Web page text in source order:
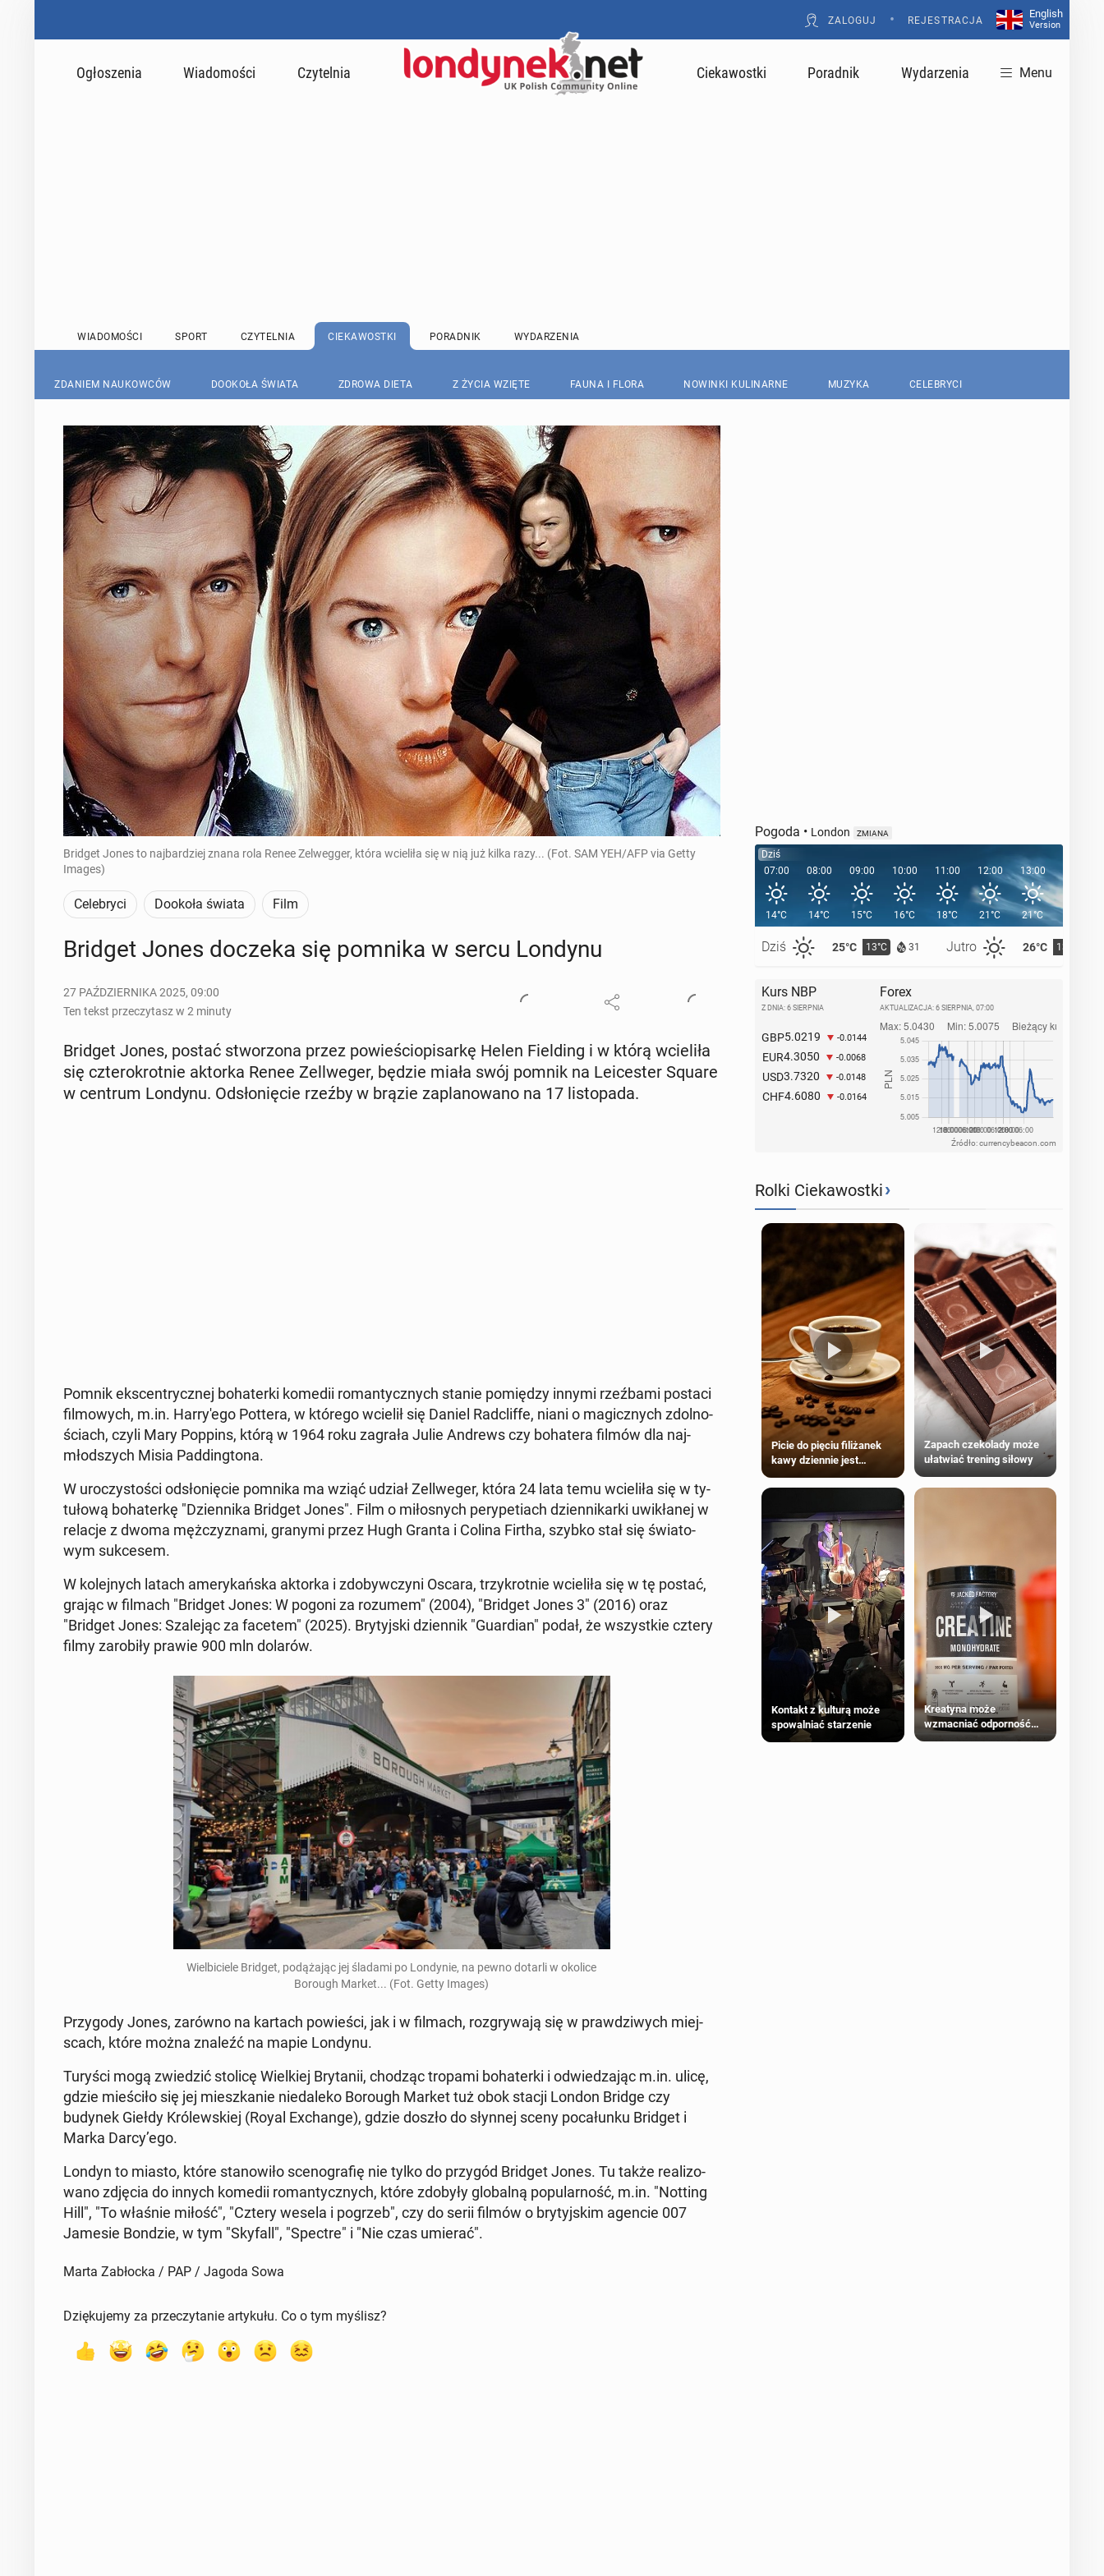
ZALOGUJ • REJESTRACJA
English
Version
Ogłoszenia Wiadomości Czytelnia Ciekawostki Poradnik Wydarzenia Menu
WIADOMOŚCI SPORT CZYTELNIA CIEKAWOSTKI PORADNIK WYDARZENIA
ZDANIEM NAUKOWCÓW DOOKOŁA ŚWIATA ZDROWA DIETA Z ŻYCIA WZIĘTE FAUNA I FLORA NOWINKI KULINARNE MUZYKA CELEBRYCI
Bridget Jones to najbardziej znana rola Renee Zelwegger, która wcieliła się w nią już kilka razy... (Fot. SAM YEH/AFP via Getty
Images)
Celebryci Dookoła świata Film
Bridget Jones doczeka się pomnika w sercu Londynu
27 PAŹDZIERNIKA 2025, 09:00
Ten tekst przeczytasz w 2 minuty
Bridget Jones, postać stwo­rzo­na przez po­wie­ścio­pi­sar­kę Helen Fiel­ding i w którą wcie­li­ła
się czte­ro­krot­nie aktorka Renee Zel­l­we­ger, będzie miała swój pomnik na Le­ice­ster Square
w centrum Londynu. Od­sło­nię­cie rzeźby w brązie za­pla­no­wa­no na 17 li­sto­pa­da.
Pomnik eks­cen­trycz­nej bo­ha­ter­ki komedii ro­man­tycz­nych stanie po­mię­dzy innymi rzeź­ba­mi postaci
fil­mo­wych, m.in. Har­ry­'e­go Pottera, w którego wcielił się Daniel Radc­lif­fe, niani o ma­gicz­nych zdol­no­
ściach, czyli Mary Poppins, którą w 1964 roku zagrała Julie Andrews czy bo­ha­te­ra filmów dla naj­
młod­szych Misia Pad­ding­to­na.
W uro­czy­sto­ści od­sło­nię­cie pomnika ma wziąć udział Zel­l­we­ger, która 24 lata temu wcie­li­ła się w ty­
tu­ło­wą bo­ha­ter­kę "Dzien­ni­ka Bridget Jones". Film o mi­ło­snych pe­ry­pe­tiach dzien­ni­kar­ki uwi­kła­nej w
relacje z dwoma męż­czy­zna­mi, granymi przez Hugh Granta i Colina Firtha, szybko stał się świa­to­
wym suk­ce­sem.
W ko­lej­nych latach ame­ry­kań­ska aktorka i zdo­byw­czy­ni Oscara, trzy­krot­nie wcie­li­ła się w tę postać,
grając w filmach "Bridget Jones: W pogoni za rozumem" (2004), "Bridget Jones 3" (2016) oraz
"Bridget Jones: Sza­le­jąc za facetem" (2025). Bry­tyj­ski dzien­nik "Gu­ar­dian" podał, że wszyst­kie cztery
filmy za­ro­bi­ły prawie 900 mln dolarów.
Wiel­bi­cie­le Bridget, po­dą­ża­jąc jej śladami po Lon­dy­nie, na pewno dotarli w okolice
Borough Market... (Fot. Getty Images)
Przy­go­dy Jones, zarówno na kartach po­wie­ści, jak i w filmach, roz­gry­wa­ją się w praw­dzi­wych miej­
scach, które można znaleźć na mapie Londynu.
Turyści mogą zwie­dzić stolicę Wiel­kiej Bry­ta­nii, chodząc tropami bo­ha­ter­ki i od­wie­dza­jąc m.in. ulicę,
gdzie mie­ści­ło się jej miesz­ka­nie nie­da­le­ko Borough Market tuż obok stacji London Bridge czy
budynek Giełdy Kró­lew­skiej (Royal Exchan­ge), gdzie doszło do słynnej sceny po­ca­łun­ku Bridget i
Marka Darcy’ego.
Londyn to miasto, które sta­no­wi­ło sce­no­gra­fię nie tylko do przygód Bridget Jones. Tu także re­ali­zo­
wa­no zdjęcia do innych komedii ro­man­tycz­nych, które zdobyły glo­bal­ną po­pu­lar­ność, m.in. "Notting
Hill", "To właśnie miłość", "Cztery wesela i pogrzeb", czy do serii filmów o bry­tyj­skim agencie 007
Jamesie Bondzie, w tym "Skyfall", "Spectre" i "Nie czas umierać".
Marta Zabłocka / PAP / Jagoda Sowa
Dziękujemy za przeczytanie artykułu. Co o tym myślisz?
Pogoda • London ZMIANA
Dziś
07:00
14°C
Dziś 25°C 13°C 31 Jutro 26°C 13°C
08:00
14°C
09:00
15°C
10:00
16°C
11:00
18°C
12:00
21°C
13:00
21°C
14:00
Kurs NBP
Z DNIA: 6 SIERPNIA
GBP5.0219 -0.0144
EUR4.3050 -0.0068
USD3.7320 -0.0148
CHF4.6080 -0.0164
Forex
AKTUALIZACJA: 6 SIERPNIA, 07:00
Źródło: currencybeacon.com
Rolki Ciekawostki›
Picie do pięciu filiżanek
kawy dziennie jest
większości dorosłych
Zapach czekolady może
ułatwiać trening siłowy
Kontakt z kulturą może
spowalniać starzenie
Kreatyna może
wzmacniać odporność
przeciw nowotworom